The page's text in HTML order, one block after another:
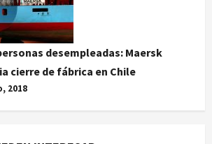
desempleadas: Maersk
cierre de fábrica en Chile
2018